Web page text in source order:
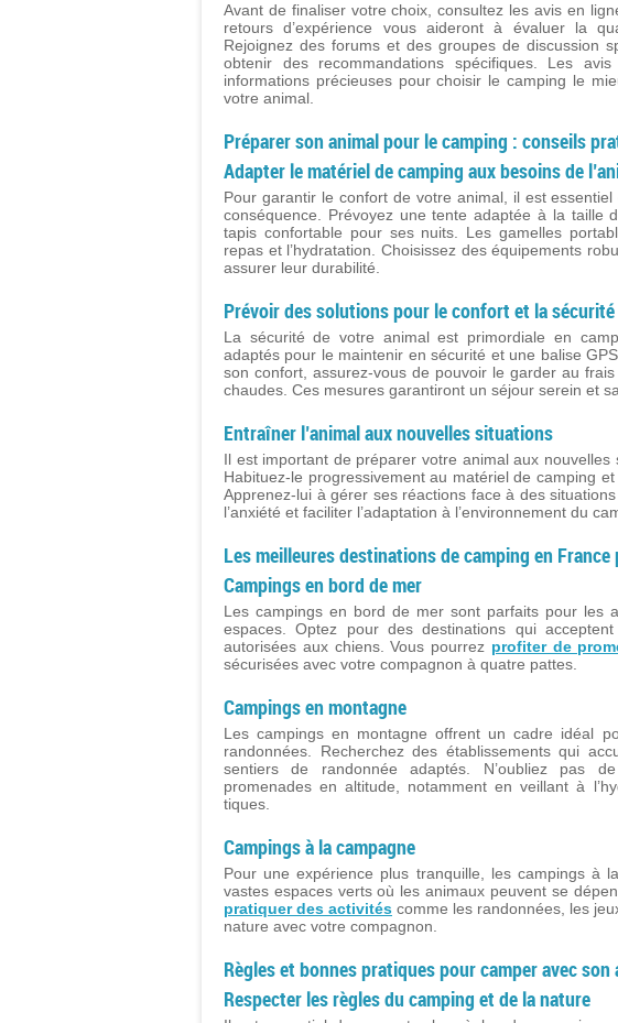
Avant de finaliser votre choix, consultez les avis en
retours d’expérience vous aideront à évaluer la
Rejoignez des forums et des groupes de discussion
obtenir des recommandations spécifiques. Les
informations précieuses pour choisir le camping le
votre animal.
Préparer son animal pour le camping : conseils
Adapter le matériel de camping aux besoins de
Pour garantir le confort de votre animal, il est
conséquence. Prévoyez une tente adaptée à la taille
tapis confortable pour ses nuits. Les gamelles
repas et l’hydratation. Choisissez des équipements
assurer leur durabilité.
Prévoir des solutions pour le confort et la sécurité
La sécurité de votre animal est primordiale en
adaptés pour le maintenir en sécurité et une balise
son confort, assurez-vous de pouvoir le garder au
chaudes. Ces mesures garantiront un séjour serein et
Entraîner l’animal aux nouvelles situations
Il est important de préparer votre animal aux nouvelles
Habituez-le progressivement au matériel de camping
Apprenez-lui à gérer ses réactions face à des
l’anxiété et faciliter l’adaptation à l’environnement du
Les meilleures destinations de camping en France
Campings en bord de mer
Les campings en bord de mer sont parfaits pour les
espaces. Optez pour des destinations qui
autorisées aux chiens. Vous pourrez profiter de
sécurisées avec votre compagnon à quatre pattes.
Campings en montagne
Les campings en montagne offrent un cadre idéal
randonnées. Recherchez des établissements qui
sentiers de randonnée adaptés. N’oubliez pas
promenades en altitude, notamment en veillant à
tiques.
Campings à la campagne
Pour une expérience plus tranquille, les campings à
vastes espaces verts où les animaux peuvent se
pratiquer des activités comme les randonnées, les
nature avec votre compagnon.
Règles et bonnes pratiques pour camper avec son
Respecter les règles du camping et de la nature